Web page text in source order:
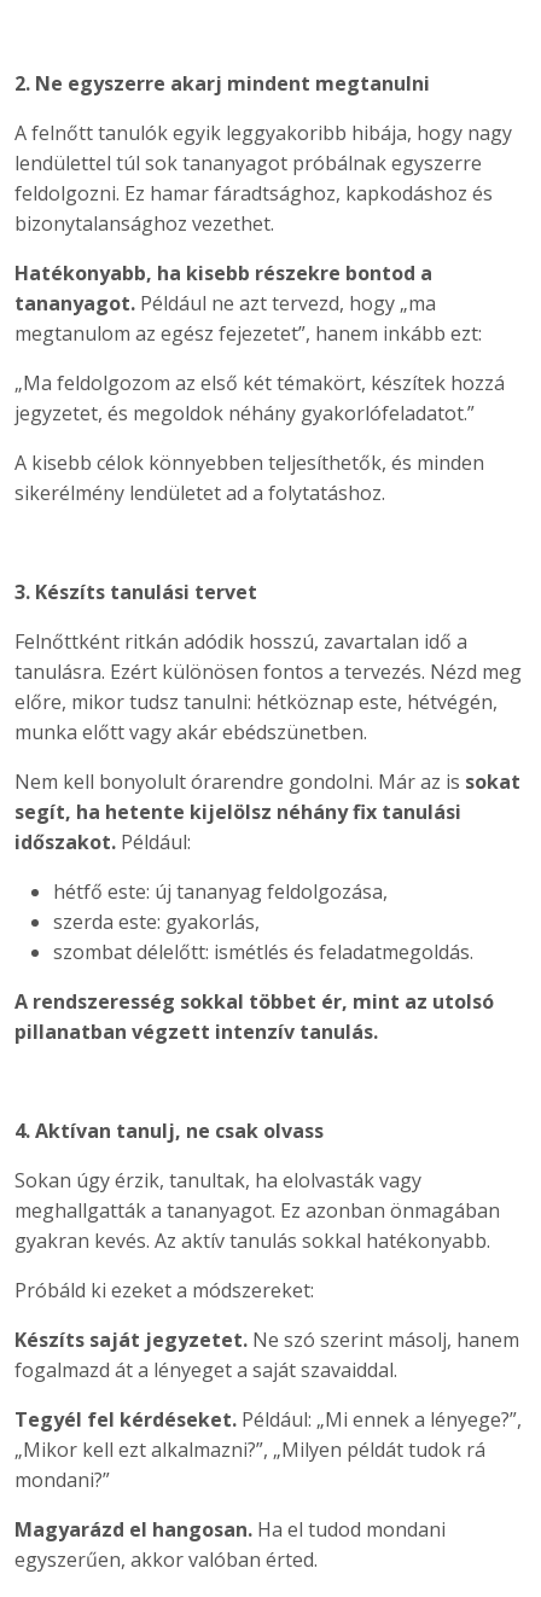
2. Ne egyszerre akarj mindent megtanulni
A felnőtt tanulók egyik leggyakoribb hibája, hogy nagy
lendülettel túl sok tananyagot próbálnak egyszerre
feldolgozni. Ez hamar fáradtsághoz, kapkodáshoz és
bizonytalansághoz vezethet.
Hatékonyabb, ha kisebb részekre bontod a
tananyagot. Például ne azt tervezd, hogy „ma
megtanulom az egész fejezetet”, hanem inkább ezt:
„Ma feldolgozom az első két témakört, készítek hozzá
jegyzetet, és megoldok néhány gyakorlófeladatot.”
A kisebb célok könnyebben teljesíthetők, és minden
sikerélmény lendületet ad a folytatáshoz.
3. Készíts tanulási tervet
Felnőttként ritkán adódik hosszú, zavartalan idő a
tanulásra. Ezért különösen fontos a tervezés. Nézd meg
előre, mikor tudsz tanulni: hétköznap este, hétvégén,
munka előtt vagy akár ebédszünetben.
Nem kell bonyolult órarendre gondolni. Már az is sokat
segít, ha hetente kijelölsz néhány fix tanulási
időszakot. Például:
hétfő este: új tananyag feldolgozása,
szerda este: gyakorlás,
szombat délelőtt: ismétlés és feladatmegoldás.
A rendszeresség sokkal többet ér, mint az utolsó
pillanatban végzett intenzív tanulás.
4. Aktívan tanulj, ne csak olvass
Sokan úgy érzik, tanultak, ha elolvasták vagy
meghallgatták a tananyagot. Ez azonban önmagában
gyakran kevés. Az aktív tanulás sokkal hatékonyabb.
Próbáld ki ezeket a módszereket:
Készíts saját jegyzetet. Ne szó szerint másolj, hanem
fogalmazd át a lényeget a saját szavaiddal.
Tegyél fel kérdéseket. Például: „Mi ennek a lényege?”,
„Mikor kell ezt alkalmazni?”, „Milyen példát tudok rá
mondani?”
Magyarázd el hangosan. Ha el tudod mondani
egyszerűen, akkor valóban érted.